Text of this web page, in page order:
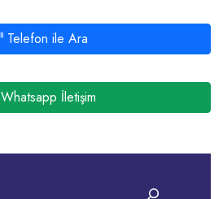
Telefon ile Ara
Whatsapp İletişim